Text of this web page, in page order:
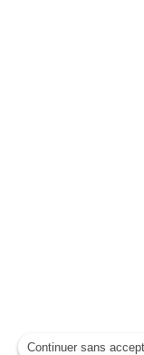
Continuer sans Un